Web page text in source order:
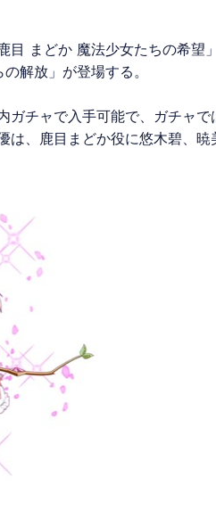
目 まどか 魔法少女たちの希望
解放」が登場する。
ガチャで入手可能で、ガチャ
は、鹿目まどか役に悠木碧、